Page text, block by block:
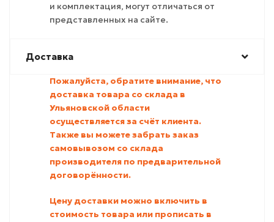
и комплектация, могут отличаться от
представленных на сайте.
Доставка
Пожалуйста, обратите внимание, что
доставка товара со склада в
Ульяновской области
осуществляется за счёт клиента.
Также вы можете забрать заказ
самовывозом со склада
производителя по предварительной
договорённости.
Цену доставки можно включить в
стоимость товара или прописать в